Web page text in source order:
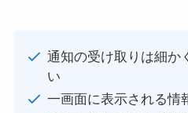
通知の受け取りは細か
い
一画面に表示される情